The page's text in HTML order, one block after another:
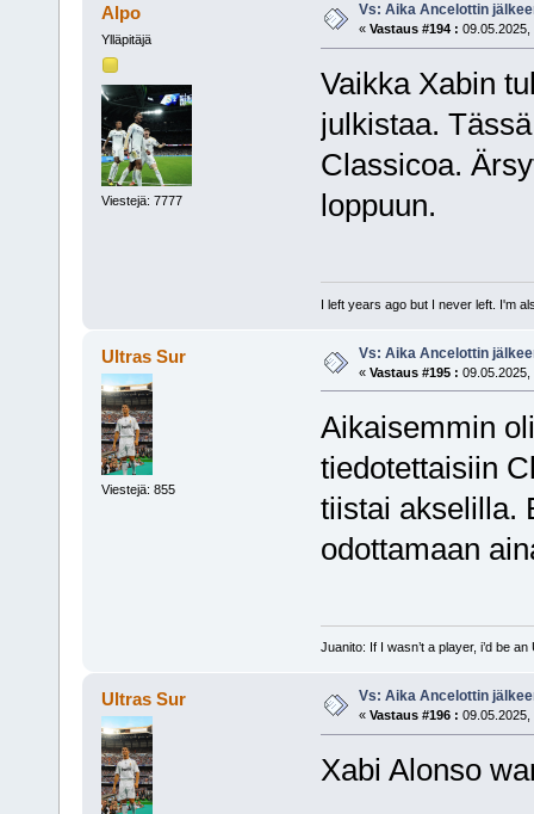
Alpo
Ylläpitäjä
Viestejä: 7777
Vs: Aika Ancelottin
« Vastaus #194 : 09.05.2025,
Vaikka Xabin
julkistaa.
Classicoa.
loppuun.
I left years ago but I never left. I'm
Ultras Sur
Viestejä: 855
Vs: Aika Ancelottin
« Vastaus #195 : 09.05.2025,
Aikaisemmin
tiedotettaisiin
tiistai akselilla.
odottamaan
Juanito: If I wasn’t a player, i’d be an
Ultras Sur Vs: Aika Ancelottin
« Vastaus #196 : 09.05.2025,
Xabi Alonso